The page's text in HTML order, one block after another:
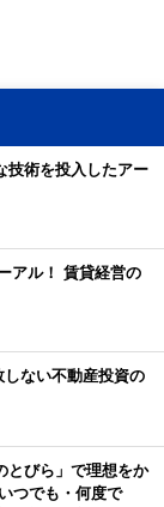
技術を投入したアー
アル！ 賃貸経営の
ない不動産投資の
とびら」で理想をか
つでも・何度で